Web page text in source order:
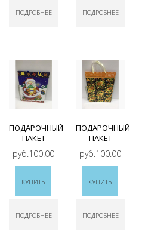
ПОДРОБНЕЕ ПОДРОБНЕЕ
ПОДАРОЧНЫЙ
ПАКЕТ
руб.100.00
КУПИТЬ
ПОДРОБНЕЕ
ПОДАРОЧНЫЙ
ПАКЕТ
руб.100.00
КУПИТЬ
ПОДРОБНЕЕ